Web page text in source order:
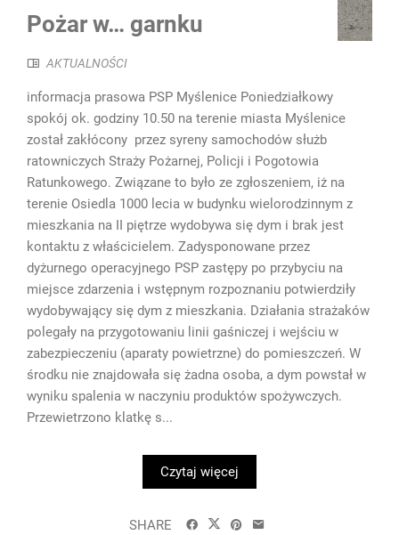
Pożar w… garnku
AKTUALNOŚCI
informacja prasowa PSP Myślenice Poniedziałkowy
spokój ok. godziny 10.50 na terenie miasta Myślenice
został zakłócony przez syreny samochodów służb
ratowniczych Straży Pożarnej, Policji i Pogotowia
Ratunkowego. Związane to było ze zgłoszeniem, iż na
terenie Osiedla 1000 lecia w budynku wielorodzinnym z
mieszkania na II piętrze wydobywa się dym i brak jest
kontaktu z właścicielem. Zadysponowane przez
dyżurnego operacyjnego PSP zastępy po przybyciu na
miejsce zdarzenia i wstępnym rozpoznaniu potwierdziły
wydobywający się dym z mieszkania. Działania strażaków
polegały na przygotowaniu linii gaśniczej i wejściu w
zabezpieczeniu (aparaty powietrzne) do pomieszczeń. W
środku nie znajdowała się żadna osoba, a dym powstał w
wyniku spalenia w naczyniu produktów spożywczych.
Przewietrzono klatkę s...
Czytaj więcej
SHARE